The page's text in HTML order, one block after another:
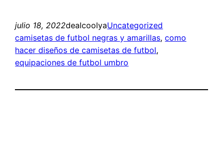
julio 18, 2022dealcoolyaUncategorized
camisetas de futbol negras y amarillas, como
hacer diseños de camisetas de futbol
equipaciones de futbol umbro